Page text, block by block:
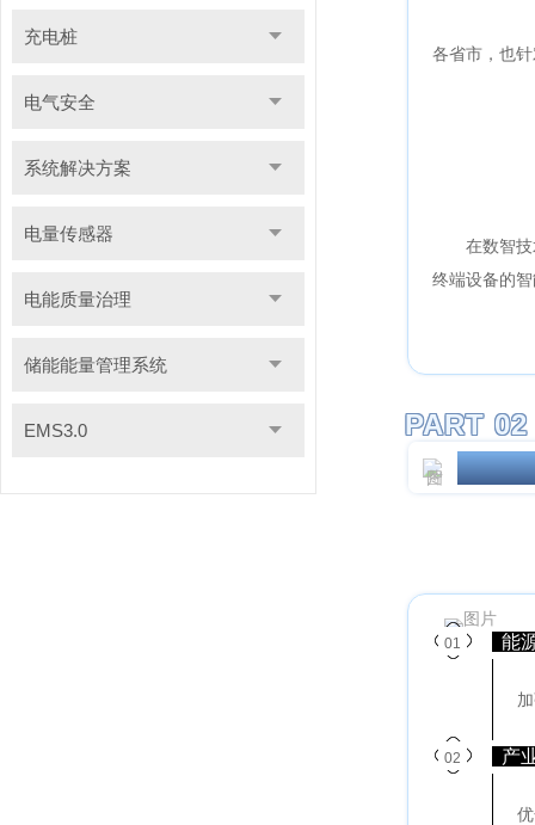
充电桩
电气安全
系统解决方案
电量传感器
电能质量治理
储能能量管理系统
EMS3.0
各省市，也
在数智
终端设备的
PART 02
零碳园
01 能
02 产